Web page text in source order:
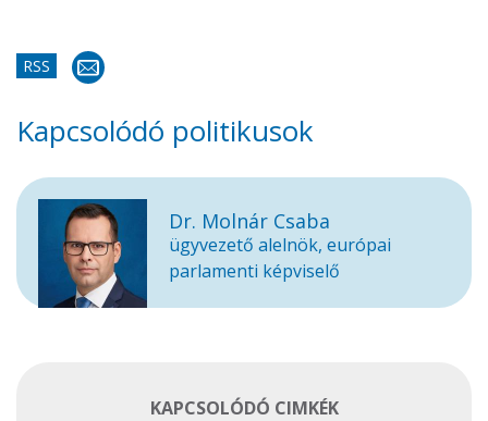
RSS
Kapcsolódó politikusok
Dr. Molnár Csaba
ügyvezető alelnök, európai
parlamenti képviselő
KAPCSOLÓDÓ CIMKÉK